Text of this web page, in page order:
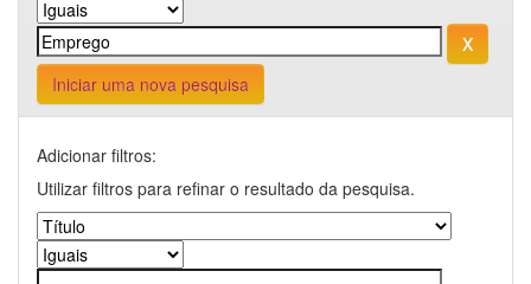
Iniciar uma nova pesquisa
Adicionar filtros:
Utilizar filtros para refinar o resultado da pesquisa.